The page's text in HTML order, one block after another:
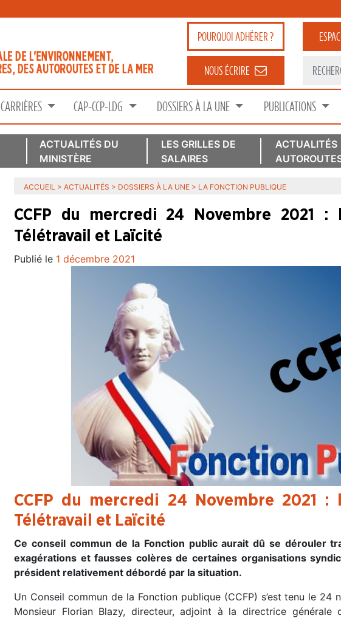
POURQUOIADHÉRER ?
NOUS ÉCRIRE
CARRIÈRES CAP-CCP-LDG DOSSIERS À LA UNE PUBLICATIONS
ACTUALITÉS DU
MINISTÈRE
LES GRILLES DE
SALAIRES
ACTUALITÉS
ACCUEIL > ACTUALITÉS > DOSSIERS À LA UNE > LA FONCTION PUBLIQUE
CCFP du mercredi 24 Novembre 2021
Télétravail et Laïcité
Publié le 1 décembre 2021
CCFP du mercredi 24 Novembre 2021
Télétravail et Laïcité
Ce conseil commun de la Fonction public aurait dû se dérouler
exagérations et fausses colères de certaines organisations
président relativement débordé par la situation.
Un Conseil commun de la Fonction publique (CCFP) s’est tenu le 24
Monsieur Florian Blazy, directeur, adjoint à la directrice générale